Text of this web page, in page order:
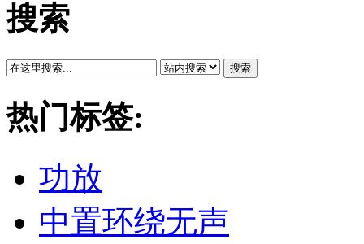
搜索
搜索
热门标签:
功放
中置环绕无声